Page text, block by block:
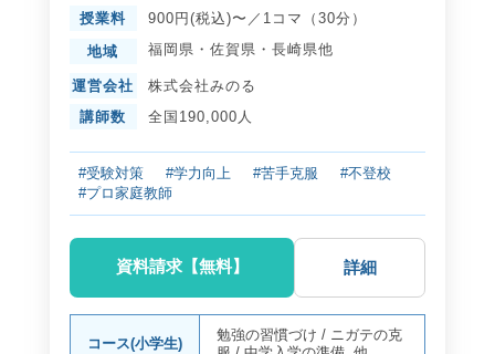
授業料 900円(税込)〜／1コマ（30分）
地域 福岡県 ・ 佐賀県 ・ 長崎県他
運営会社
株式会社みのる
講師数
全国190,000人
#受験対策 #学力向上 #苦手克服
#不登校
#プロ家庭教師
資料請求【無料】 詳細
コース(小学生)
勉強の習慣づけ /ニガテの克